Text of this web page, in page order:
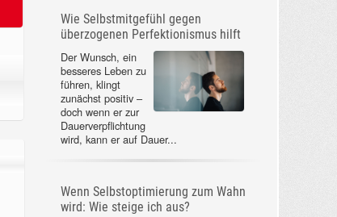
Wie Selbstmitgefühl gegen
überzogenen Perfektionismus hilft
Der Wunsch, ein
besseres Leben zu
führen, klingt
zunächst positiv –
doch wenn er zur
Dauerverpflichtung
wird, kann er auf Dauer...
Wenn Selbstoptimierung zum Wahn
wird: Wie steige ich aus?